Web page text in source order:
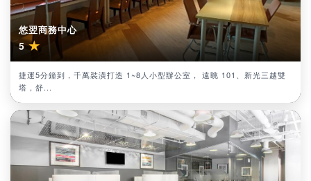
悠翌商務中心
5★
捷運5分鐘到，千萬裝潢打造 1~8人小型辦公室， 遠眺 101、新光三越雙
塔，舒...